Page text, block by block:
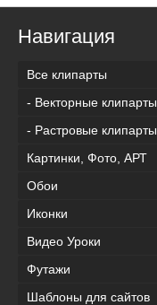
Навигация
Все клипарты
- Векторные клипарты
- Растровые клипарты
Картинки, Фото, АРТ
Обои
Иконки
Видео Уроки
Футажи
Шаблоны для сайтов